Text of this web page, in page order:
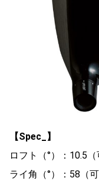
【Spec_】
ロフト（°）：10.5（
ライ角（°）：58（可